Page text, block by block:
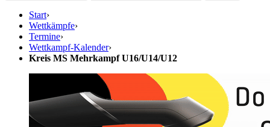
Start›
Wettkämpfe›
Termine›
Wettkampf-Kalender›
Kreis MS Mehrkampf U16/U14/U12